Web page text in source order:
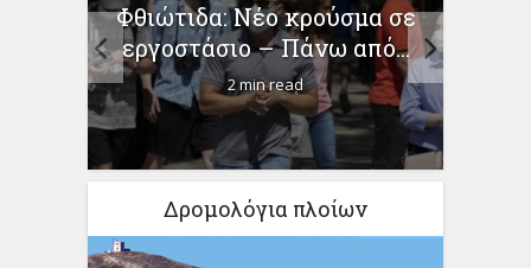
Φθιώτιδα: Νέο κρούσμα σε
εργοστάσιο – Πάνω από...
2 min read
Δρομολόγια πλοίων